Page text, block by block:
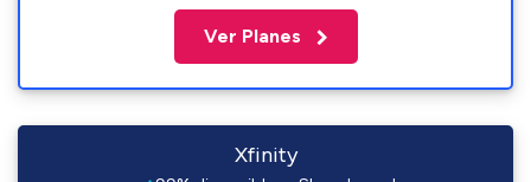
Ver Planes
Xfinity